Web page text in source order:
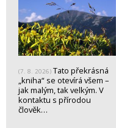
(7. 8. 2026) Tato překrásná
„kniha“ se otevírá všem –
jak malým, tak velkým. V
kontaktu s přírodou
člověk…